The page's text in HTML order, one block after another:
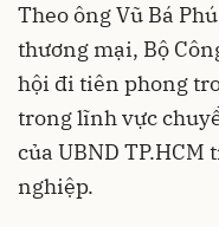
Theo ông Vũ Bá
thương mại, Bộ
hội đi tiên phong
trong lĩnh vực
của UBND
nghiệp.